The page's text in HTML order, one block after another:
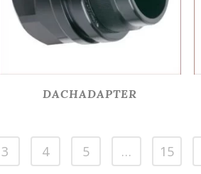
DACHADAPTER
3 4 5 … 15